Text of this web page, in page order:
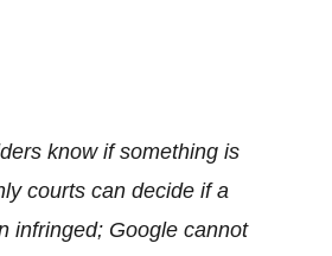
know if something is
courts can decide if a
infringed; Google cannot